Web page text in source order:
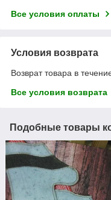
Все условия оплаты
Условия возврата
Возврат товара в
Все условия возврата
Подобные товары